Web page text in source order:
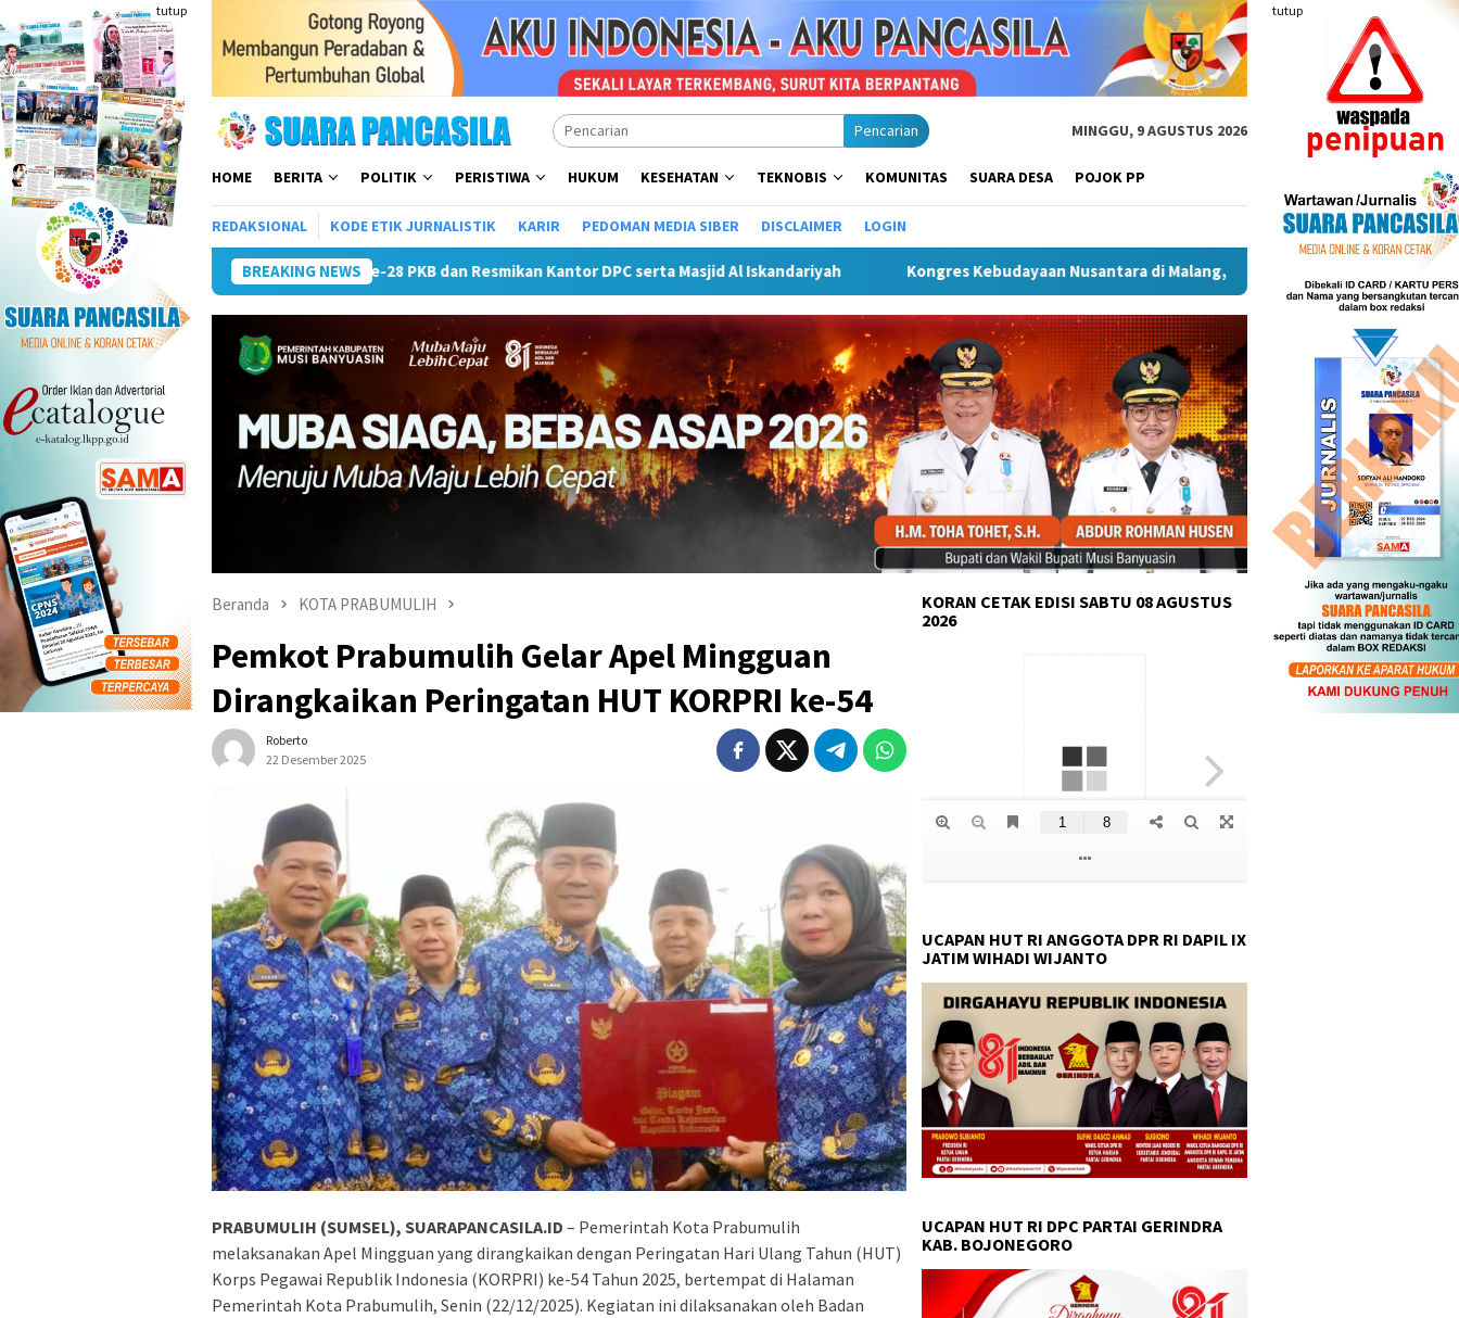
ke
konten
tutup tutup
Pencarian MINGGU, 9 AGUSTUS 2026
HOME BERITA POLITIK PERISTIWA HUKUM KESEHATAN TEKNOBIS KOMUNITAS SUARA DESA POJOK PP
REDAKSIONAL KODE ETIK JURNALISTIK KARIR PEDOMAN MEDIA SIBER DISCLAIMER LOGIN
BREAKING NEWS
Resmikan Kantor DPC serta Masjid Al Iskandariyah Kongres Kebudayaan Nusantara di Malang, Sekda Budiar Tekankan Pentingnya Infrastruktur Kebudayaan Wakil Wali Kota
Beranda KOTA PRABUMULIH
Pemkot Prabumulih Gelar Apel Mingguan
Dirangkaikan Peringatan HUT KORPRI ke-54
Roberto
22 Desember 2025
PRABUMULIH (SUMSEL), SUARAPANCASILA.ID – Pemerintah Kota Prabumulih
melaksanakan Apel Mingguan yang dirangkaikan dengan Peringatan Hari Ulang Tahun (HUT)
Korps Pegawai Republik Indonesia (KORPRI) ke-54 Tahun 2025, bertempat di Halaman
Pemerintah Kota Prabumulih, Senin (22/12/2025). Kegiatan ini dilaksanakan oleh Badan
KORAN CETAK EDISI SABTU 08 AGUSTUS
2026
UCAPAN HUT RI ANGGOTA DPR RI DAPIL IX
JATIM WIHADI WIJANTO
UCAPAN HUT RI DPC PARTAI GERINDRA
KAB. BOJONEGORO